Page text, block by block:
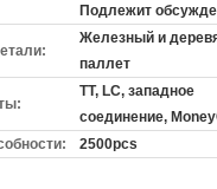
Подлежит
Железный и
паллет
TT, LC, западное
соединение,
2500pcs